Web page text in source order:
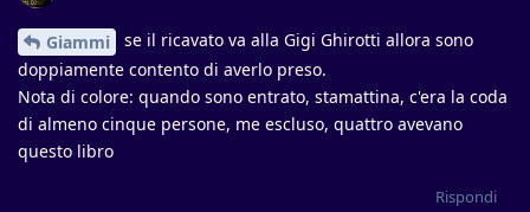
Giammi
se il ricavato va alla Gigi Ghirotti allora sono
doppiamente contento di averlo preso.
Nota di colore: quando sono entrato, stamattina, c'era la coda
di almeno cinque persone, me escluso, quattro avevano
questo libro
Rispondi